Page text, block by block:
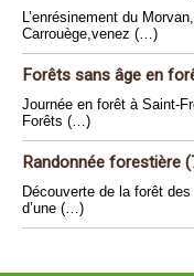
L’enrésinement du
Carrouège,venez (…)
Forêts sans âge en
Journée en forêt à Saint-
Forêts (…)
Randonnée forestière
Découverte de la forêt
d’une (…)